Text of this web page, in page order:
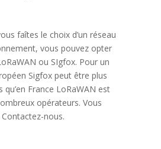
faîtes le choix d’un réseau
vous pouvez opter
ou SIgfox. Pour un
Sigfox peut être plus
France LoRaWAN est
opérateurs. Vous
nous.